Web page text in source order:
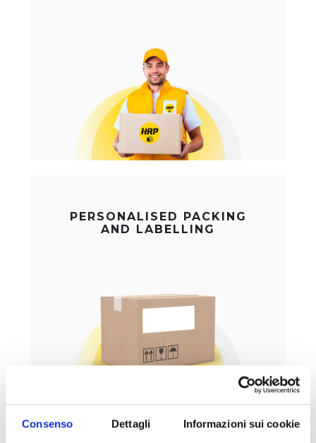
Consenso Dettagli Informazioni sui cookie
PERSONALISED PACKING
AND LABELLING